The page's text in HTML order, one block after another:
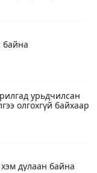
байна
урьдчилсан
олгохгүй байхаар
дулаан байна